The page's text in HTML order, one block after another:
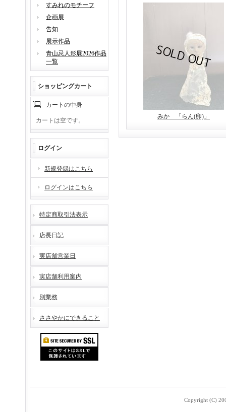
すみれのモチーフ
企画展
告知
展示作品
青山忌人形展2026作品
一覧
ショッピングカート
カートの中身
カートは空です。
ログイン
新規登録はこちら
ログインはこちら
特定商取引法表示
店長日記
実店舗営業日
実店舗利用案内
別業務
ささやかにできること
みか 「らん(卵)」
Copyright (C)